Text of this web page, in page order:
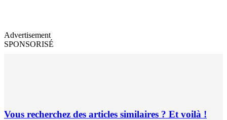
Advertisement
SPONSORISÉ
Vous recherchez des articles similaires ? Et voilà !